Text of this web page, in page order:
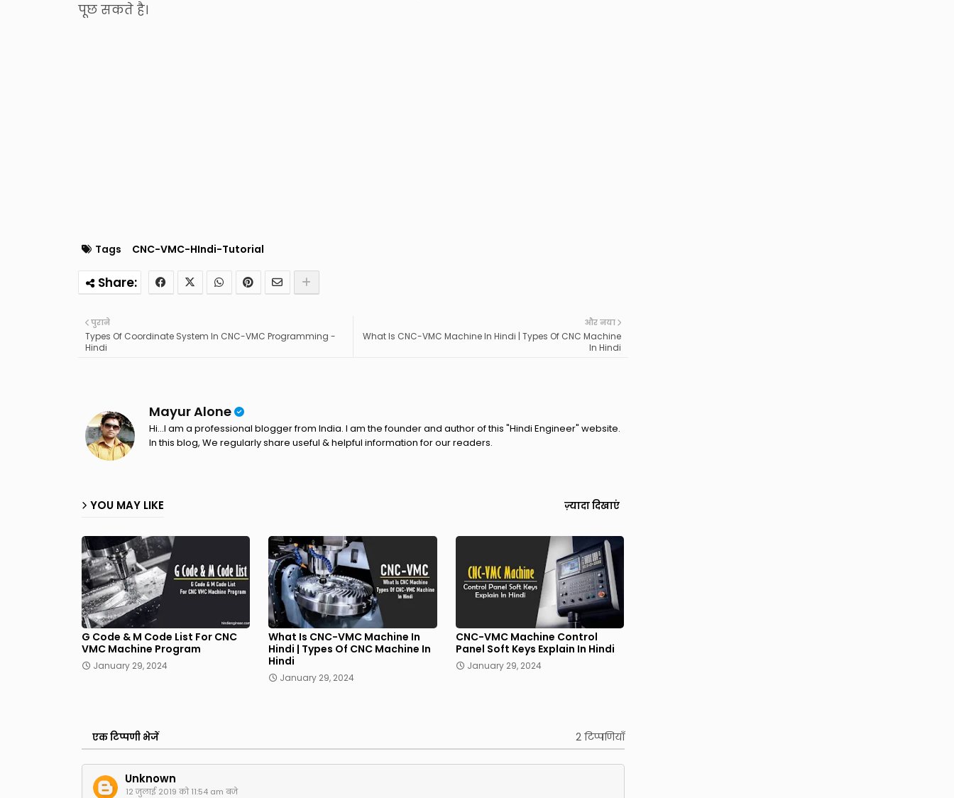
पूछ सकते है।
Tags CNC-VMC-HIndi-Tutorial
और नया
What Is CNC-VMC Machine In Hindi | Types Of CNC Machine
In Hindi
पुराने
Types Of Coordinate System In CNC-VMC Programming -
Hindi
Mayur Alone
Hi...I am a professional blogger from India. I am the founder and author of this "Hindi Engineer" website.
In this blog, We regularly share useful & helpful information for our readers.
YOU MAY LIKE ज़्यादा दिखाएं
G Code & M Code List For CNC
VMC Machine Program
January 29, 2024
What Is CNC-VMC Machine In
Hindi | Types Of CNC Machine In
Hindi
January 29, 2024
CNC-VMC Machine Control
Panel Soft Keys Explain In Hindi
January 29, 2024
एक टिप्पणी भेजें 2 टिप्पणियाँ
Unknown
12 जुलाई 2019 को 11:54 am बजे